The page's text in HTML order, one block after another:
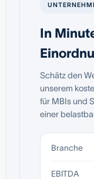
In
Schätz den
unserem
für MBIs und
einer
Branche
EBITDA